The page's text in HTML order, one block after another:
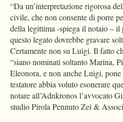
“Da un’interpretazione rigorosa
civile, che non consente di porre
della legittima -spiega il notaio – il
questo legato dovrebbe gravare
Certamente non su Luigi. Il fatto
“siano nominati soltanto Marina,
Eleonora, e non anche Luigi,
testatore abbia voluto esonerare
notare all’Adnkronos l’avvocato
studio Pirola Pennuto Zei &